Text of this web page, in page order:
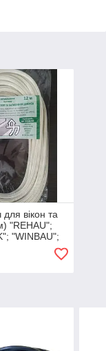
вікон та
"REHAU";
"WINBAU";